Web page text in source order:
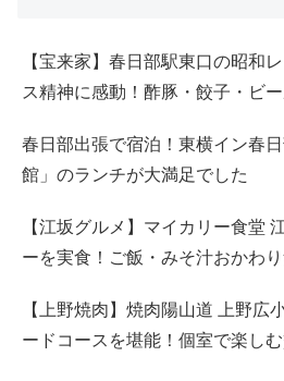
【宝来家】春日部駅東口の昭和
ス精神に感動！酢豚・餃子・ビ
春日部出張で宿泊！東横イン春
館」のランチが大満足でした
【江坂グルメ】マイカリー食堂
ーを実食！ご飯・みそ汁おかわ
【上野焼肉】焼肉陽山道 上野広
ードコースを堪能！個室で楽し